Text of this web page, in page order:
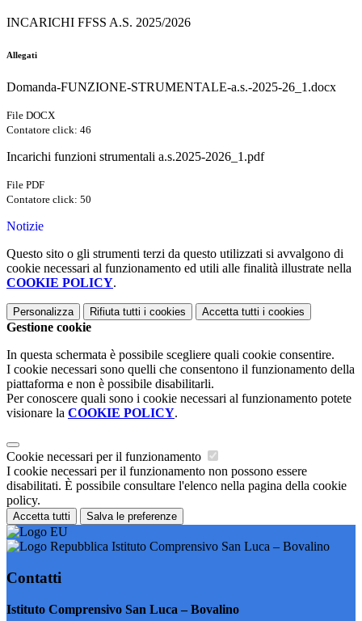
INCARICHI FFSS A.S. 2025/2026
Allegati
Domanda-FUNZIONE-STRUMENTALE-a.s.-2025-26_1.docx
File DOCX
Contatore click: 46
Incarichi funzioni strumentali a.s.2025-2026_1.pdf
File PDF
Contatore click: 50
Notizie
Questo sito o gli strumenti terzi da questo utilizzati si avvalgono di
cookie necessari al funzionamento ed utili alle finalità illustrate nella
COOKIE POLICY.
Personalizza Rifiuta tutti i cookies Accetta tutti i cookies
Gestione cookie
In questa schermata è possibile scegliere quali cookie consentire.
I cookie necessari sono quelli che consentono il funzionamento della
piattaforma e non è possibile disabilitarli.
Per conoscere quali sono i cookie necessari al funzionamento potete
visionare la COOKIE POLICY.
Cookie necessari per il funzionamento
I cookie necessari per il funzionamento non possono essere
disabilitati. È possibile consultare l'elenco nella pagina della cookie
policy.
Accetta tutti Salva le preferenze
Istituto Comprensivo San Luca – Bovalino
Contatti
Istituto Comprensivo San Luca – Bovalino